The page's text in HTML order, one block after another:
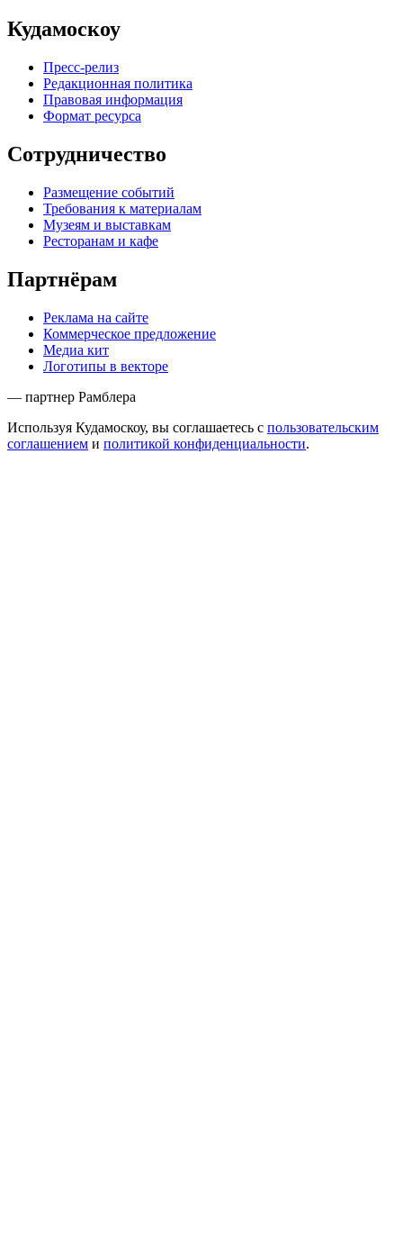
Кудамоскоу
Пресс-релиз
Редакционная политика
Правовая информация
Формат ресурса
Сотрудничество
Размещение событий
Требования к материалам
Музеям и выставкам
Ресторанам и кафе
Партнёрам
Реклама на сайте
Коммерческое предложение
Медиа кит
Логотипы в векторе
— партнер Рамблера
Используя Кудамоскоу, вы соглашаетесь с пользовательским
соглашением и политикой конфиденциальности.